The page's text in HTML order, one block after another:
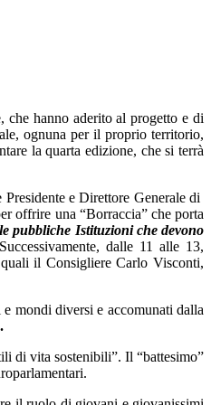
hanno aderito al progetto e di
ognuna per il proprio territorio,
la quarta edizione, che si terrà
e Direttore Generale di
offrire una “Borraccia” che porta
pubbliche Istituzioni che devono
dalle 11 alle 13,
il Consigliere Carlo Visconti,
mondi diversi e accomunati dalla
di vita sostenibili”. Il “battesimo”